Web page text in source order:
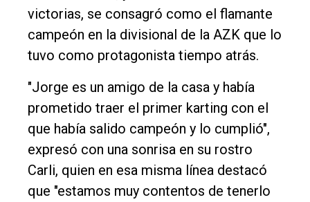
victorias, se consagró como el flamante
campeón en la divisional de la AZK que lo
tuvo como protagonista tiempo atrás.
"Jorge es un amigo de la casa y había
prometido traer el primer karting con el
que había salido campeón y lo cumplió",
expresó con una sonrisa en su rostro
Carli, quien en esa misma línea destacó
que "estamos muy contentos de tenerlo